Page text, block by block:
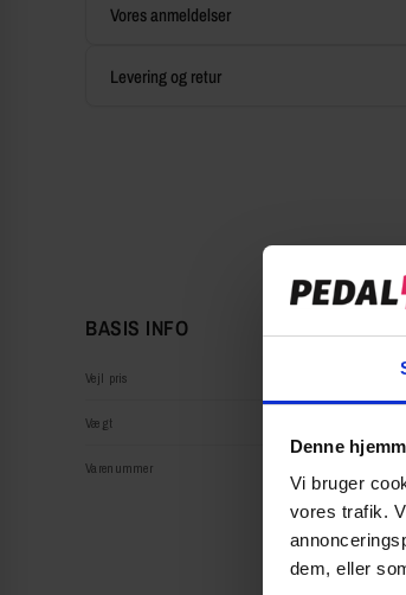
Denne
Vi bruger
vores trafik.
dem, eller
Vores anmeldelser
Levering og retur
BASIS INFO
Vejl pris
Vægt
Varenummer